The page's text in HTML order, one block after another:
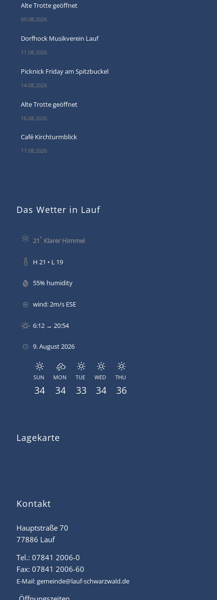
Alte Trotte geöffnet
09.08.2026
Dorfhock Musikverein Lauf
11.08.2026
Picknick Friday am Spitzbuckel
14.08.2026
Alte Trotte geöffnet
16.08.2026
Café Kirchturmblick
17.08.2026
Das Wetter in Lauf
21°Klarer Himmel
H 21 • L 19
55% humidity
wind: 2m/s ESE
6:12 → 20:54
9. August 2026
SUN
34
MON
34
TUE
33
WED
34
THU
36
Lagekarte
Kontakt
Hauptstraße 70
77886 Lauf
Tel.: 07841 2006-0
Fax: 07841 2006-60
E-Mail:gemeinde@lauf-schwarzwald.de